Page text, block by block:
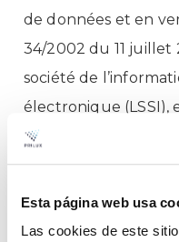
Esta página web usa
Las cookies de este
de données et en
34/2002 du 11 juillet
société de
électronique (LSSI),
période maximale
nécessaires pour
hébergées et le
initié. La